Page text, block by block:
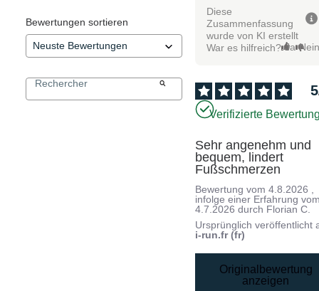
Bewertungen sortieren
Diese
Zusammenfassung
wurde von KI erstellt
War es hilfreich? Ja
5
Verifizierte
Sehr angenehm und
bequem, lindert
Fußschmerzen
Bewertung vom4.8.2026
infolge einer Erfahrung
4.7.2026 durch Florian C.
Ursprünglich veröffentlicht
i-run.fr (fr)
Originalbewertung
anzeigen